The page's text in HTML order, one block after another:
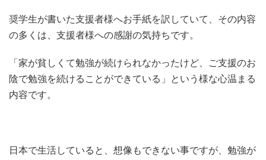
奨学生が書いた支援者様へお手紙を訳していて、その内容
の多くは、支援者様への感謝の気持ちです。
「家が貧しくて勉強が続けられなかったけど、ご支援のお
陰で勉強を続けることができている」という様な心温まる
内容です。
日本で生活していると、想像もできない事ですが、勉強が